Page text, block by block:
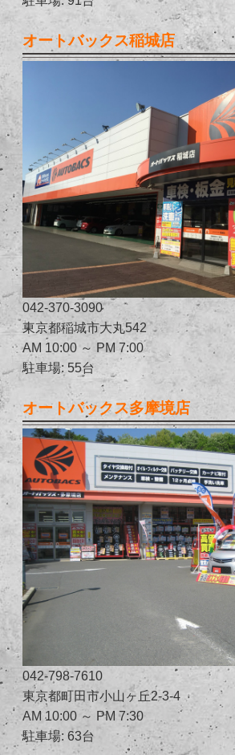
オートバックス稲城店
042-370-3090
東京都稲城市大丸542
AM 10:00 ～ PM 7:00
駐車場: 55台
オートバックス多摩境店
042-798-7610
東京都町田市小山ヶ丘2-3-4
AM 10:00 ～ PM 7:30
駐車場: 63台